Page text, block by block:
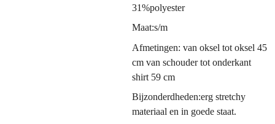
31%polyester
Maat:s/m
Afmetingen: van oksel tot oksel 45
cm van schouder tot onderkant
shirt 59 cm
Bijzonderdheden:erg stretchy
materiaal en in goede staat.